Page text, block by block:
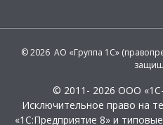
© 2026 АО «Группа 1С»
© 2011- 2026 ООО
Исключительное право на
«1С:Предприятие 8» и